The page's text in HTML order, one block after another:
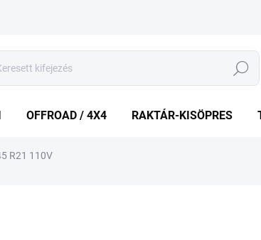
Keresés
OFFROAD / 4X4 RAKTÁR-KISÖPRES
R21 110V